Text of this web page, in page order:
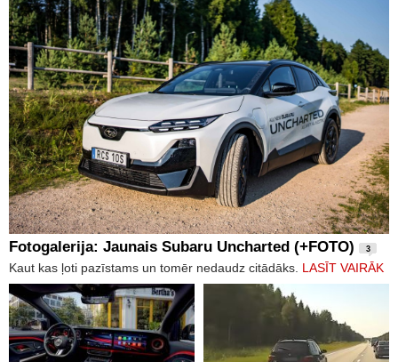
Fotogalerija: Jaunais Subaru Uncharted (+FOTO) 3
Kaut kas ļoti pazīstams un tomēr nedaudz citādāks. LASĪT VAIRĀK